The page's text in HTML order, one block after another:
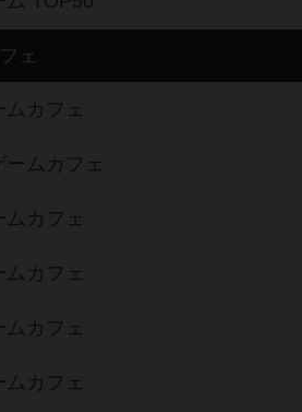
ェ
ムカフェ
ムカフェ
ムカフェ
ムカフェ
カフェ
ムカフェ